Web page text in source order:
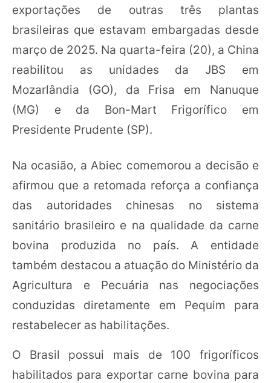
exportações de outras três plantas
brasileiras que estavam embargadas desde
março de 2025. Na quarta-feira (20), a China
reabilitou as unidades da JBS em
Mozarlândia (GO), da Frisa em Nanuque
(MG) e da Bon-Mart Frigorífico em
Presidente Prudente (SP).
Na ocasião, a Abiec comemorou a decisão e
afirmou que a retomada reforça a confiança
das autoridades chinesas no sistema
sanitário brasileiro e na qualidade da carne
bovina produzida no país. A entidade
também destacou a atuação do Ministério da
Agricultura e Pecuária nas negociações
conduzidas diretamente em Pequim para
restabelecer as habilitações.
O Brasil possui mais de 100 frigoríficos
habilitados para exportar carne bovina para